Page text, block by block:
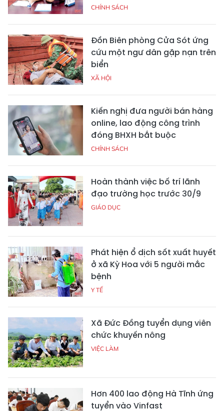
CHÍNH SÁCH
Đồn Biên phòng Cửa Sót ứng
cứu một ngư dân gặp nạn trên
biển
XÃ HỘI
Kiến nghị đưa người bán hàng
online, lao động công trình
đóng BHXH bắt buộc
CHÍNH SÁCH
Hoàn thành việc bố trí lãnh
đạo trường học trước 30/9
GIÁO DỤC
Phát hiện ổ dịch sốt xuất huyết
ở xã Kỳ Hoa với 5 người mắc
bệnh
Y TẾ
Xã Đức Đồng tuyển dụng viên
chức khuyến nông
VIỆC LÀM
Hơn 400 lao động Hà Tĩnh ứng
tuyển vào Vinfast